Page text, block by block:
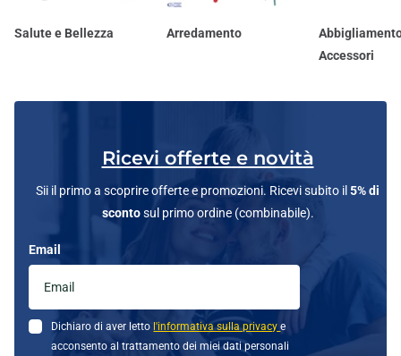
Salute e Bellezza Arredamento
Accessori
Ricevi offerte e novità
Sii il primo a scoprire offerte e promozioni. Ricevi subito il 5% di
scontosul primo ordine (combinabile).
Email
Dichiaro di aver letto l'informativa sulla privacye
acconsento al trattamento dei miei dati personali